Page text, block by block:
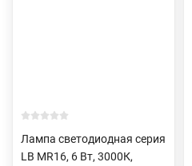
Лампа светодиодная серия
LB MR16, 6 Вт, 3000К,